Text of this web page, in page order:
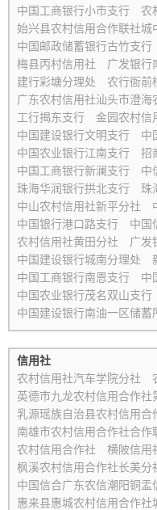
中国工商银行小市支行
农
始兴县农村信用合作联社城
中国邮政储蓄银行古竹支行
梅县丙村信用社
广发银行
建行彩塘分理处
农行衙前
广东农村信用社汕头市澄
工行揭东支行
金园农村信
中国建设银行文明支行
中
中国农业银行江南支行
招
中国工商银行新澜支行
中
珠海华润银行拱北支行
珠
中山农村信用社新平分社
中国银行港口路支行
中国
农村信用社黄田分社
广发
中国建设银行城南分理处
中国工商银行南恩支行
中
中国农业银行茂名双山支行
中国建设银行南油一区储蓄
信用社
农村信用社汽车学院分社
英德市九龙农村信用合作社
乳源瑶族自治县农村信用合
南雄市农村信用合作社合作
农村信用合作社
横陂信用
枫溪农村信用合作社长美分
中国信合广东农信潮阳铜盂
惠来县惠城农村信用合作社